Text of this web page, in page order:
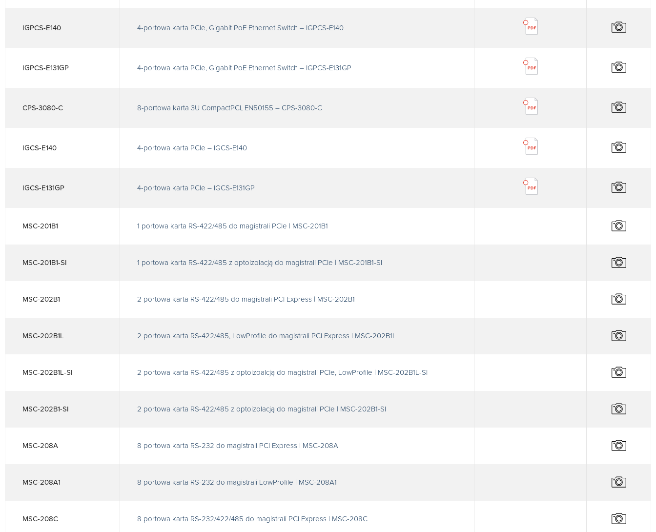
IGPCS-E140 4-portowa karta PCIe, Gigabit PoE Ethernet Switch – IGPCS-E140
IGPCS-E131GP 4-portowa karta PCIe, Gigabit PoE Ethernet Switch – IGPCS-E131GP
CPS-3080-C 8-portowa karta 3U CompactPCI, EN50155 – CPS-3080-C
IGCS-E140 4-portowa karta PCIe – IGCS-E140
IGCS-E131GP 4-portowa karta PCIe – IGCS-E131GP
MSC-201B1 1 portowa karta RS-422/485 do magistrali PCIe | MSC-201B1
MSC-201B1-SI 1 portowa karta RS-422/485 z optoizolacją do magistrali PCIe | MSC-201B1-SI
MSC-202B1 2 portowa karta RS-422/485 do magistrali PCI Express | MSC-202B1
MSC-202B1L 2 portowa karta RS-422/485, LowProfile do magistrali PCI Express | MSC-202B1L
MSC-202B1L-SI 2 portowa karta RS-422/485 z optoizoalcją do magistrali PCIe, LowProfile | MSC-202B1L-SI
MSC-202B1-SI 2 portowa karta RS-422/485 z optoizolacją do magistrali PCIe | MSC-202B1-SI
MSC-208A 8 portowa karta RS-232 do magistrali PCI Express | MSC-208A
MSC-208A1 8 portowa karta RS-232 do magistrali LowProfile | MSC-208A1
MSC-208C 8 portowa karta RS-232/422/485 do magistrali PCI Express | MSC-208C